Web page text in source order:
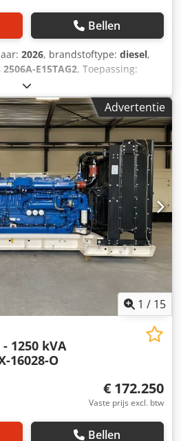
Bellen
2026, brandstoftype: diesel,
E15TAG2, Toepassing:
5.071 kg Generatorvermogen:
493 x 166 x 232 cm CE-
S Umisaekr Watertankinhoud:
CN Neem contact op met Team
= Extra opties en accessoires = -
- Stalen dak - Tankwagen
Advertentie
1 / 15
- 1250 kVA
16028-O
€ 172.250
Vaste prijs excl. btw
Bellen